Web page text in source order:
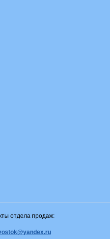
отдела продаж: